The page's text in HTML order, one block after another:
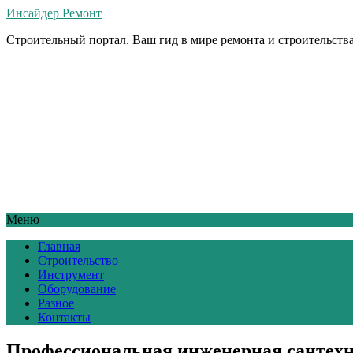
Инсайдер Ремонт
Строительный портал. Ваш гид в мире ремонта и
Меню
Главная
Строительство
Инструмент
Оборудование
Разное
Контакты